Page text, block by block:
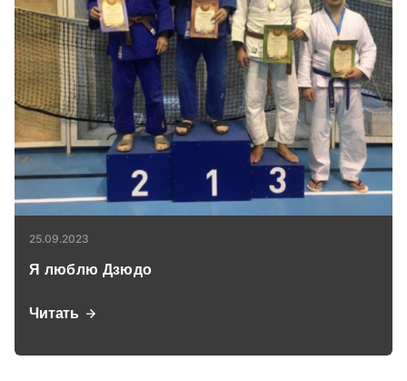
25.09.2023
Я люблю Дзюдо
Читать